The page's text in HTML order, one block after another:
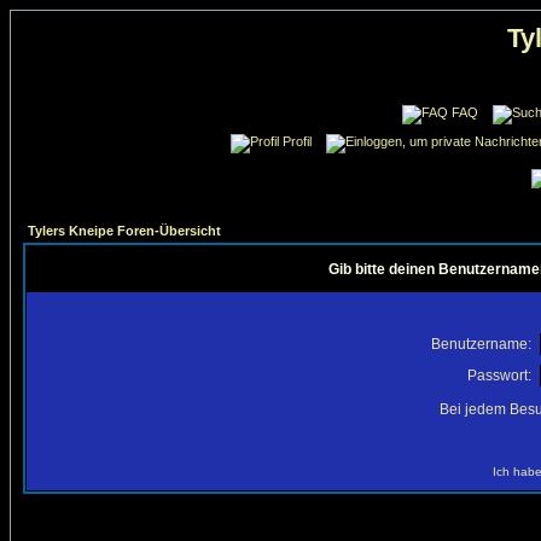
FAQ
Profil
Tylers Kneipe Foren-Übersicht
Gib bitte deinen
Benutzername:
Passwort:
Bei jedem
Ich